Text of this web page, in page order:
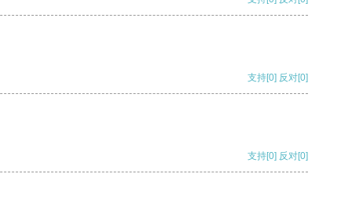
支持[0] 反对[0]
支持[0] 反对[0]